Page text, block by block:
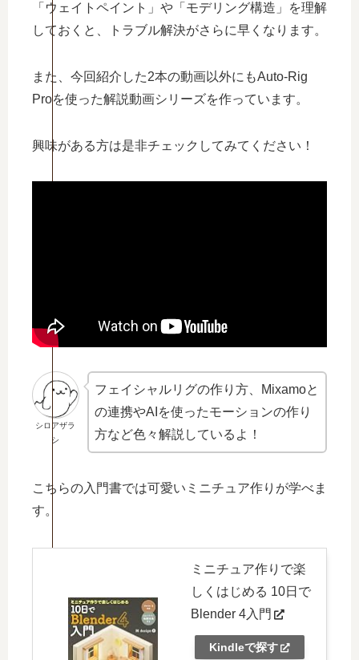
「ウェイトペイント」や「モデリング構造」を理解
しておくと、トラブル解決がさらに早くなります。
また、今回紹介した2本の動画以外にもAuto-Rig
Proを使った解説動画シリーズを作っています。
興味がある方は是非チェックしてみてください！
シロアザラ
シ
フェイシャルリグの作り方、Mixamoと
の連携やAIを使ったモーションの作り
方など色々解説しているよ！
こちらの入門書では可愛いミニチュア作りが学べま
す。
ミニチュア作りで楽
しくはじめる 10日で
Blender 4入門
Kindleで探す